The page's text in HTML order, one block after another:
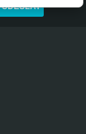
ODESLAT